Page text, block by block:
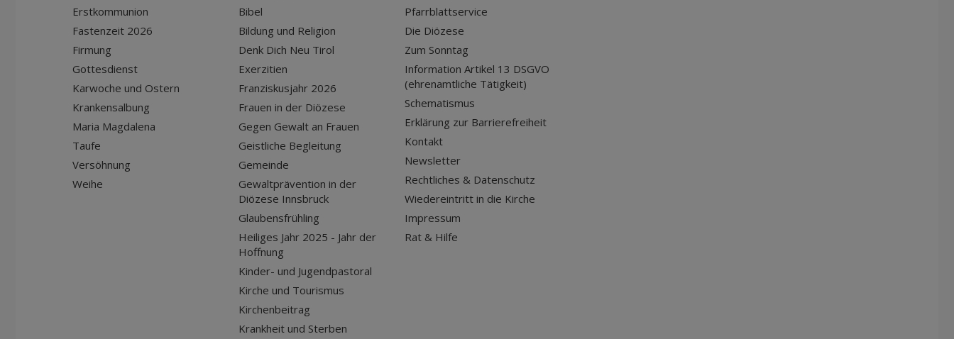
Erstkommunion
Fastenzeit 2026
Firmung
Gottesdienst
Karwoche und Ostern
Krankensalbung
Maria Magdalena
Taufe
Versöhnung
Weihe
Bibel
Bildung und Religion
Denk Dich Neu Tirol
Exerzitien
Franziskusjahr 2026
Frauen in der Diözese
Gegen Gewalt an Frauen
Geistliche Begleitung
Gemeinde
Gewaltprävention in der
Diözese Innsbruck
Glaubensfrühling
Heiliges Jahr 2025 - Jahr der
Hoffnung
Kinder- und Jugendpastoral
Kirche und Tourismus
Kirchenbeitrag
Krankheit und Sterben
Pfarrblattservice
Die Diözese
Zum Sonntag
Information Artikel 13 DSGVO
(ehrenamtliche Tätigkeit)
Schematismus
Erklärung zur Barrierefreiheit
Kontakt
Newsletter
Rechtliches & Datenschutz
Wiedereintritt in die Kirche
Impressum
Rat & Hilfe